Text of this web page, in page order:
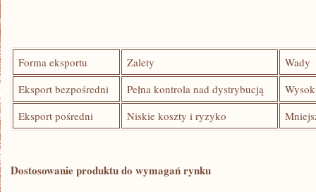
Forma‍ eksportu Zalety
Wady
Eksport bezpośredni
Pełna kontrola nad dystrybucją
Eksport pośredni
Niskie‌ koszty i ryzyko
Dostosowanie produktu do wymagań‌ rynku